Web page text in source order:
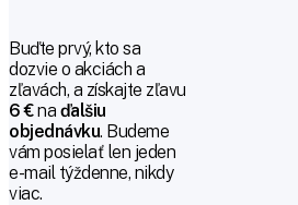
Buďte prvý, kto sa
dozvie o akciách a
zľavách, a získajte zľavu
6 €na ďalšiu
objednávku. Budeme
vám posielať len jeden
e-mail týždenne, nikdy
viac.